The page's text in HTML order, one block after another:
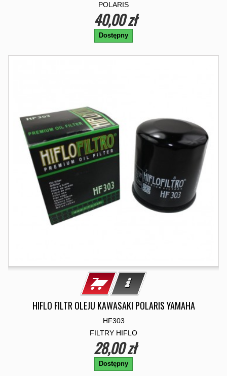
POLARIS
40,00 zł
Dostępny
HIFLO FILTR OLEJU KAWASAKI POLARIS YAMAHA
HF303
FILTRY HIFLO
28,00 zł
Dostępny